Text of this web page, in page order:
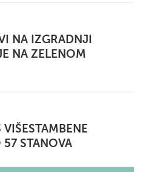
NA IZGRADNJI
NA ZELENOM
STANOVA